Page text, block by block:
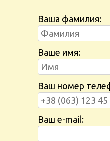
Ваша фамилия:
Ваше имя:
Ваш номер
Ваш e-mail: